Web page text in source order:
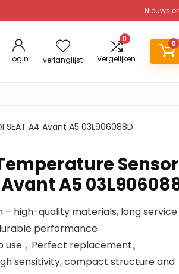
Nieuws
Login verlanglijst
0
Vergelijken
0
A4 Avant A5 03L906088D
Sensor
Avant A5
– high-quality materials, long service
performance
，Perfect replacement。
sensitivity, compact structure and